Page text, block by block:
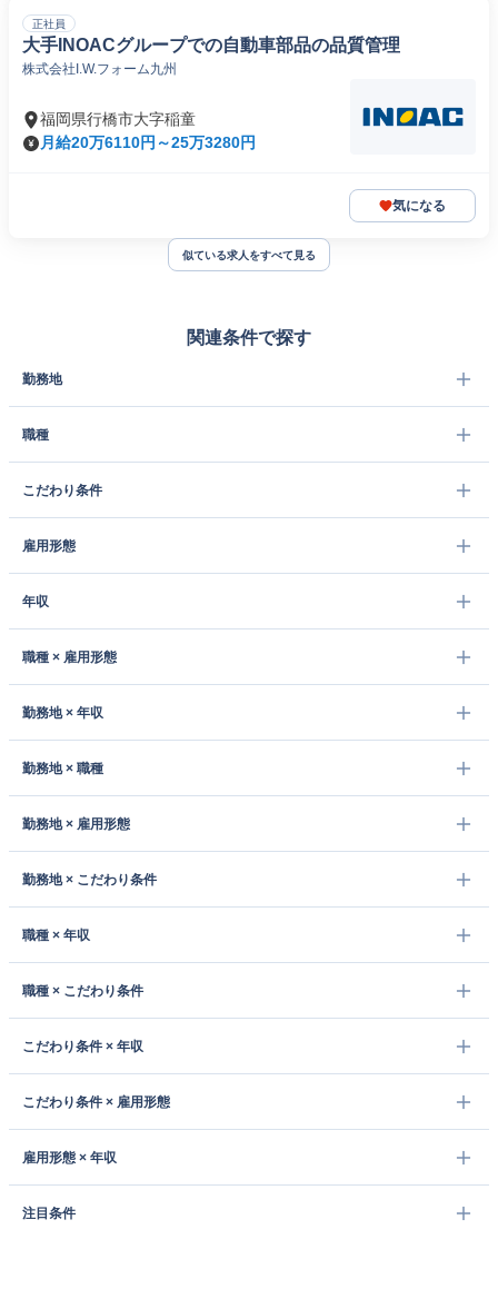
正社員
大手INOACグループでの自動車部品の品質管理
株式会社I.W.フォーム九州
福岡県行橋市大字稲童
月給20万6110円～25万3280円
気になる
似ている求人をすべて見る
関連条件で探す
勤務地
職種
こだわり条件
雇用形態
年収
職種 × 雇用形態
勤務地 × 年収
勤務地 × 職種
勤務地 × 雇用形態
勤務地 × こだわり条件
職種 × 年収
職種 × こだわり条件
こだわり条件 × 年収
こだわり条件 × 雇用形態
雇用形態 × 年収
注目条件